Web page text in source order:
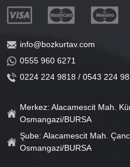
info@bozkurtav.com
0555 960 6271
0224 224 9818 / 0543 224
Merkez: Alacamescit Mah.
Osmangazi/BURSA
Şube: Alacamescit Mah.
Osmangazi/BURSA